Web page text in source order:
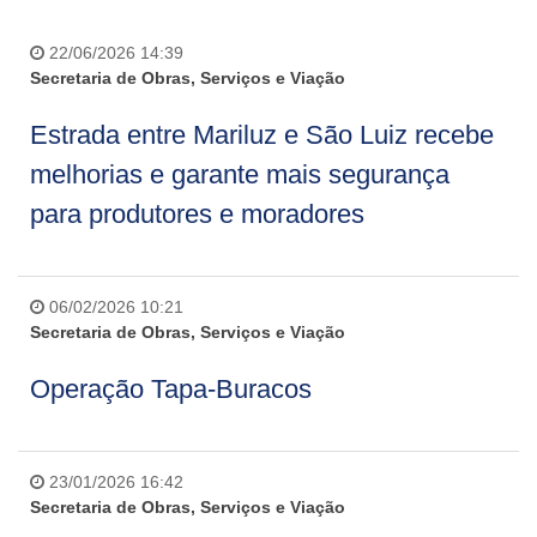
22/06/2026 14:39
Secretaria de Obras, Serviços e Viação
Estrada entre Mariluz e São Luiz recebe
melhorias e garante mais segurança
para produtores e moradores
06/02/2026 10:21
Secretaria de Obras, Serviços e Viação
Operação Tapa-Buracos
23/01/2026 16:42
Secretaria de Obras, Serviços e Viação